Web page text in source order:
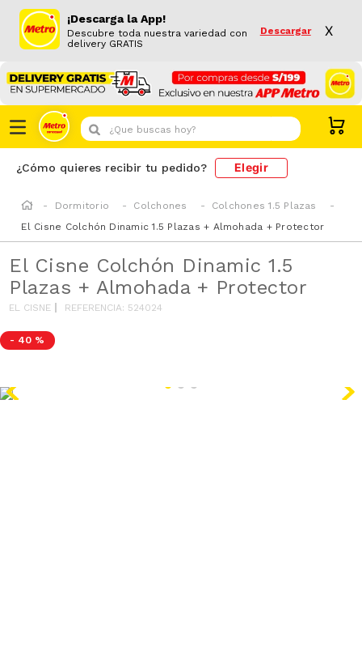
¡Descarga la App!
Descubre toda nuestra variedad con
delivery GRATIS
Descargar X
¿Que buscas hoy?
¿Cómo quieres recibir tu pedido? Elegir
Dormitorio Colchones
Colchones 1.5 Plazas
El Cisne Colchón Dinamic 1.5 Plazas + Almohada + Protector
El Cisne Colchón Dinamic 1.5
Plazas + Almohada + Protector
EL CISNE REFERENCIA: 524024
- 40 %